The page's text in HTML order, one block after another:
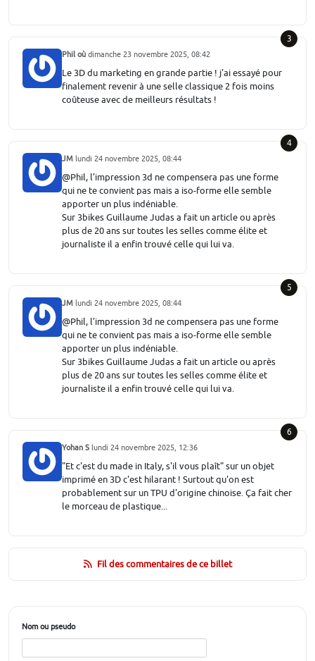
3
Phil où dimanche 23 novembre 2025, 08:42
Le 3D du marketing en grande partie ! j'ai essayé pour
finalement revenir à une selle classique 2 fois moins
coûteuse avec de meilleurs résultats !
4
JM lundi 24 novembre 2025, 08:44
@Phil, l’impression 3d ne compensera pas une forme
qui ne te convient pas mais a iso-forme elle semble
apporter un plus indéniable.
Sur 3bikes Guillaume Judas a fait un article ou après
plus de 20 ans sur toutes les selles comme élite et
journaliste il a enfin trouvé celle qui lui va.
5
JM lundi 24 novembre 2025, 08:44
@Phil, l’impression 3d ne compensera pas une forme
qui ne te convient pas mais a iso-forme elle semble
apporter un plus indéniable.
Sur 3bikes Guillaume Judas a fait un article ou après
plus de 20 ans sur toutes les selles comme élite et
journaliste il a enfin trouvé celle qui lui va.
6
Yohan S lundi 24 novembre 2025, 12:36
"Et c'est du made in Italy, s'il vous plaît" sur un objet
imprimé en 3D c'est hilarant ! Surtout qu'on est
probablement sur un TPU d'origine chinoise. Ça fait cher
le morceau de plastique...
Fil des commentaires de ce billet
Nom ou pseudo